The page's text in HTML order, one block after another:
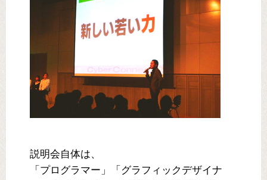
説明会自体は、
「プログラマー」「グラフィックデザイナ